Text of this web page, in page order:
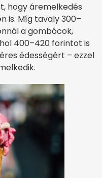
hogy áremelkedés
is. Míg tavaly 300–
a gombócok,
400–420 forintot is
édességért – ezzel